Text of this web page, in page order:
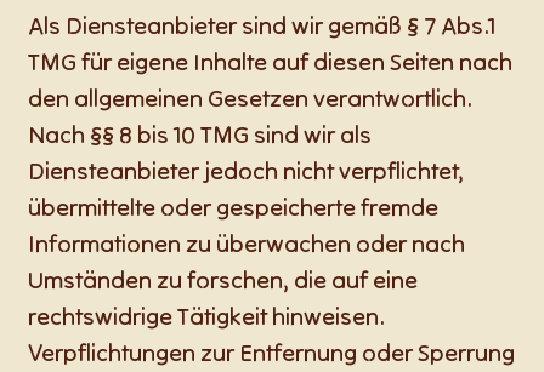
Als Diensteanbieter sind wir gemäß § 7 Abs.1
TMG für eigene Inhalte auf diesen Seiten nach
den allgemeinen Gesetzen verantwortlich.
Nach §§ 8 bis 10 TMG sind wir als
Diensteanbieter jedoch nicht verpflichtet,
übermittelte oder gespeicherte fremde
Informationen zu überwachen oder nach
Umständen zu forschen, die auf eine
rechtswidrige Tätigkeit hinweisen.
Verpflichtungen zur Entfernung oder Sperrung